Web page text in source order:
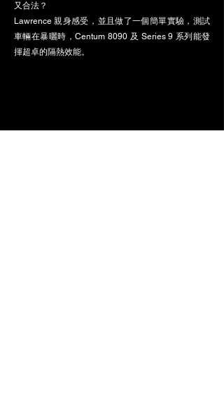
又合法？
Lawrence 親身感受，​​並且做了一個簡單實驗，測試
車輛在暴曬時，Centum 8090 ​及 Series 9 系列能發
揮超卓的隔熱效能。